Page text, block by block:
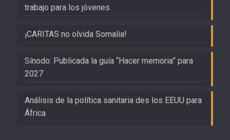
trabajo para los jóvenes
¡CARITAS no olvida Somalia!
Sínodo: Publicada la guía “Hacer memoria” para
2027
Análisis de la política sanitaria des los EEUU para
África